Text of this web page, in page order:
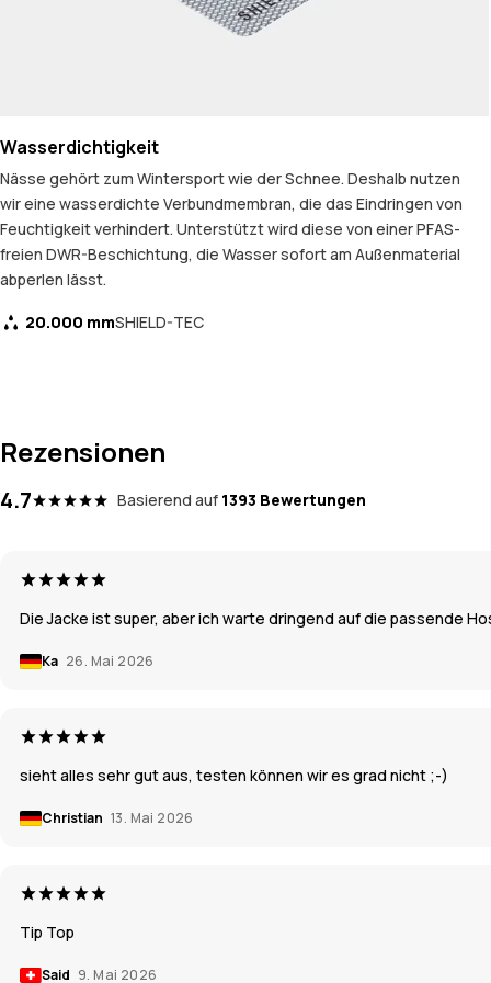
Wasserdichtigkeit
Nässe gehört zum Wintersport wie der Schnee. Deshalb nutzen
wir eine wasserdichte Verbundmembran, die das Eindringen von
Feuchtigkeit verhindert. Unterstützt wird diese von einer PFAS-
freien DWR-Beschichtung, die Wasser sofort am Außenmaterial
abperlen lässt.
20.000 mmSHIELD-TEC
Rezensionen
4.7 Basierend auf 1393 Bewertungen
Die Jacke ist super, aber ich warte dringend auf die passende
Ka 26. Mai 2026
sieht alles sehr gut aus, testen können wir es grad nicht ;-)
Christian 13. Mai 2026
Tip Top
Said 9. Mai 2026